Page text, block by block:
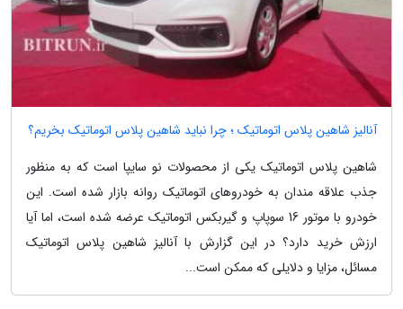
آنالیز شاهین پلاس اتوماتیک ؛ چرا نباید شاهین پلاس اتوماتیک بخریم؟
شاهین پلاس اتوماتیک یکی از محصولات نو سایپا است که به منظور
جذب علاقه مندان به خودروهای اتوماتیک روانه بازار شده است. این
خودرو با موتور 16 سوپاپ و گیربکس اتوماتیک عرضه شده است، اما آیا
ارزش خرید دارد؟ در این گزارش با آنالیز شاهین پلاس اتوماتیک
مسائل، مزایا و دلایلی که ممکن است...